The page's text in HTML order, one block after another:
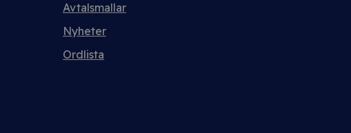
Avtalsmallar
Nyheter
Ordlista